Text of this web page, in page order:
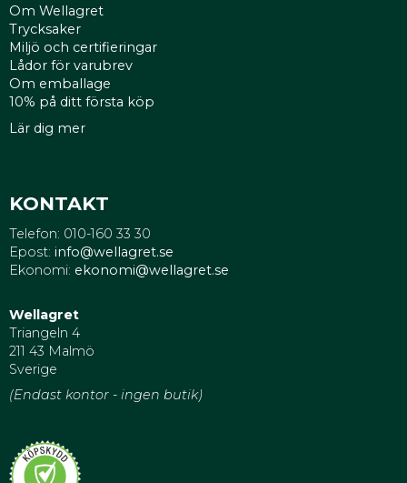
Om Wellagret
Trycksaker
Miljö och certifieringar
Lådor för varubrev
Om emballage
10% på ditt första köp
Lär dig mer
KONTAKT
Telefon: 010-160 33 30
Epost: info@wellagret.se
Ekonomi: ekonomi@wellagret.se
Wellagret
Triangeln 4
211 43 Malmö
Sverige
(Endast kontor - ingen butik)